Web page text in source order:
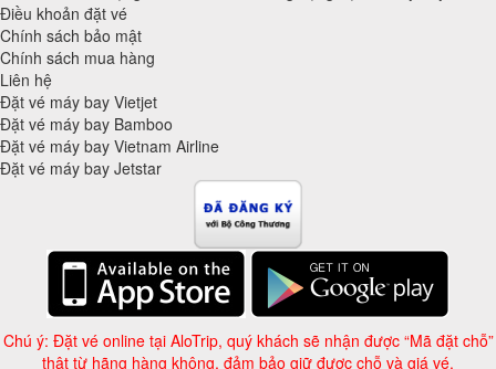
Điều khoản đặt vé
Chính sách bảo mật
Chính sách mua hàng
Liên hệ
Đặt vé máy bay Vietjet
Đặt vé máy bay Bamboo
Đặt vé máy bay Vietnam Airline
Đặt vé máy bay Jetstar
Chú ý: Đặt vé online tại AloTrip, quý khách sẽ nhận được “Mã đặt chỗ”
thật từ hãng hàng không, đảm bảo giữ được chỗ và giá vé.